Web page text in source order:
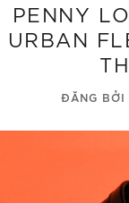
PENNY
URBAN
ĐĂNG BỞI